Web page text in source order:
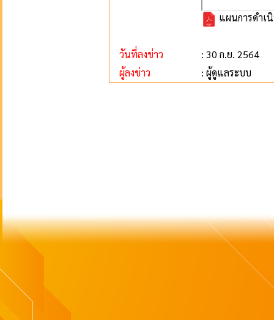
แผนการดำเ
วันที่ลงข่าว
: 30 ก.ย. 2564
ผู้ลงข่าว
: ผู้ดูแลระบบ